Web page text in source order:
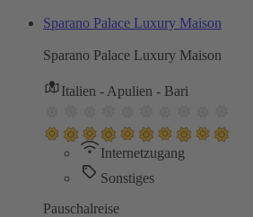
Sparano Palace Luxury Maison
Sparano Palace Luxury Maison
Italien - Apulien - Bari
Internetzugang
Sonstiges
Pauschalreise